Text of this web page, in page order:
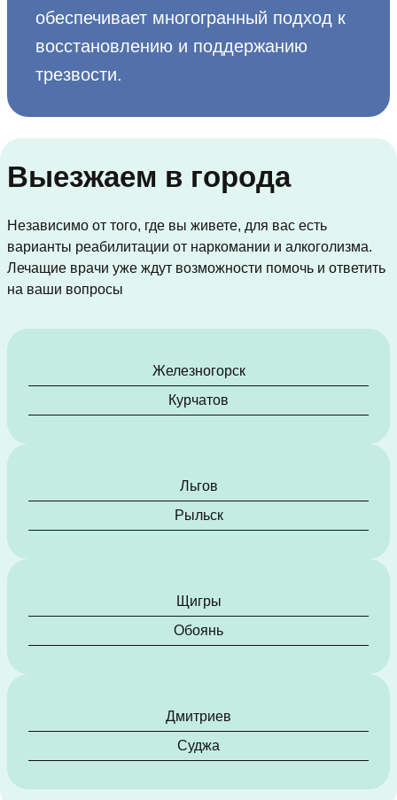
обеспечивает многогранный подход к
восстановлению и поддержанию
трезвости.
Выезжаем в города
Независимо от того, где вы живете, для вас есть
варианты реабилитации от наркомании и алкоголизма.
Лечащие врачи уже ждут возможности помочь и ответить
на ваши вопросы
Железногорск
Курчатов
Льгов
Рыльск
Щигры
Обоянь
Дмитриев
Суджа